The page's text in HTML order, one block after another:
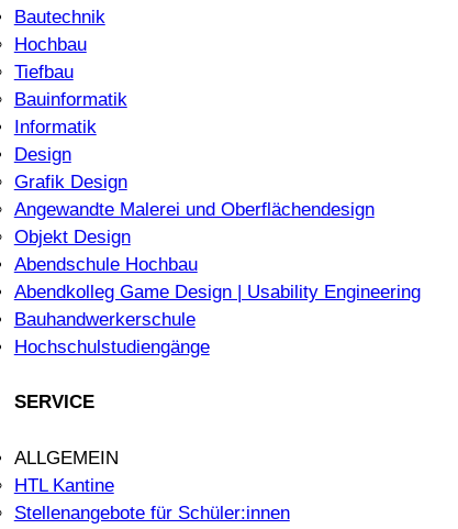
Bautechnik
Hochbau
Tiefbau
Bauinformatik
Informatik
Design
Grafik Design
Angewandte Malerei und Oberflächendesign
Objekt Design
Abendschule Hochbau
Abendkolleg Game Design | Usability Engineering
Bauhandwerkerschule
Hochschulstudiengänge
SERVICE
ALLGEMEIN
HTL Kantine
Stellenangebote für Schüler:innen